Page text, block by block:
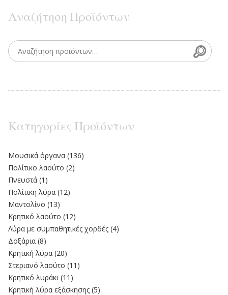
Αναζήτηση Προϊόντων
Search for:
Κατηγορίες Προϊόντων
Moυσικά όργανα (136)
Πολίτικο λαούτο (2)
Πνευστά (1)
Πολίτικη λύρα (12)
Μαντολίνο (13)
Κρητικό λαούτο (12)
Λύρα με συμπαθητικές χορδές (4)
Δοξάρια (8)
Κρητική λύρα (20)
Στεριανό λαούτο (11)
Kρητικό λυράκι (11)
Κρητική λύρα εξάσκησης (5)